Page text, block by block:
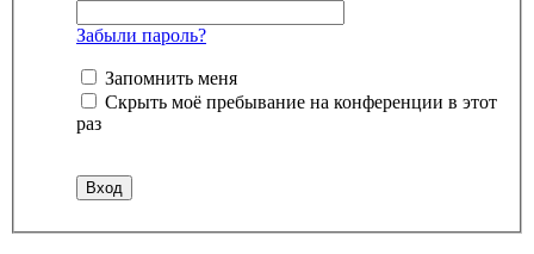
Забыли пароль?
Запомнить меня
Скрыть моё пребывание на конференции в этот
раз